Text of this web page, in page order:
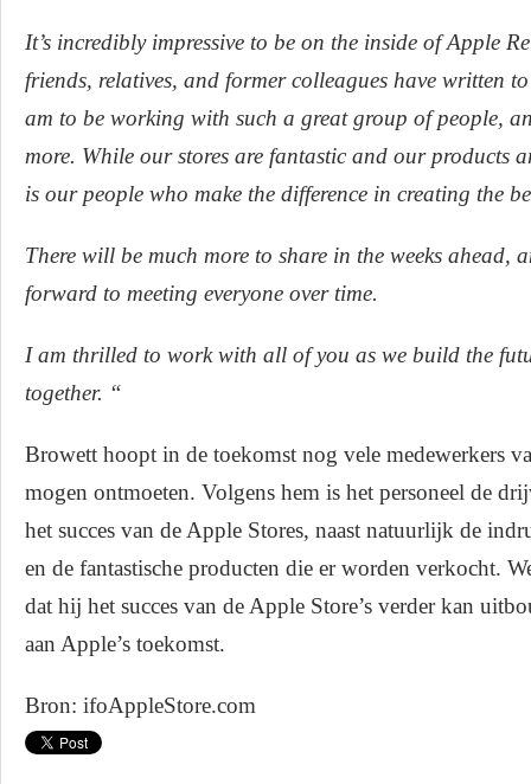
It’s incredibly impressive to be on the inside of Apple
friends, relatives, and former colleagues have written
am to be working with such a great group of people,
more. While our stores are fantastic and our products
is our people who make the difference in creating the
There will be much more to share in the weeks ahead,
forward to meeting everyone over time.
I am thrilled to work with all of you as we build the
together. “
Browett hoopt in de toekomst nog vele medewerkers
mogen ontmoeten. Volgens hem is het personeel de
het succes van de Apple Stores, naast natuurlijk de
en de fantastische producten die er worden verkocht.
dat hij het succes van de Apple Store’s verder kan
aan Apple’s toekomst.
Bron: ifoAppleStore.com